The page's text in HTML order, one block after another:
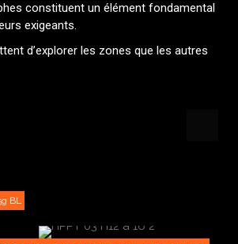
constituent un élément fondamental
exigeants.
d’explorer les zones que les autres
BL